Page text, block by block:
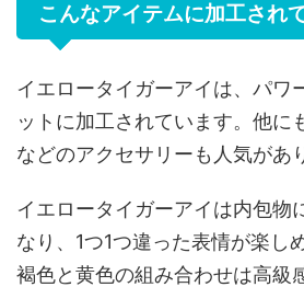
こんなアイテムに加工され
イエロータイガーアイは、パワ
ットに加工されています。他に
などのアクセサリーも人気があ
イエロータイガーアイは内包物
なり、1つ1つ違った表情が楽し
褐色と黄色の組み合わせは高級